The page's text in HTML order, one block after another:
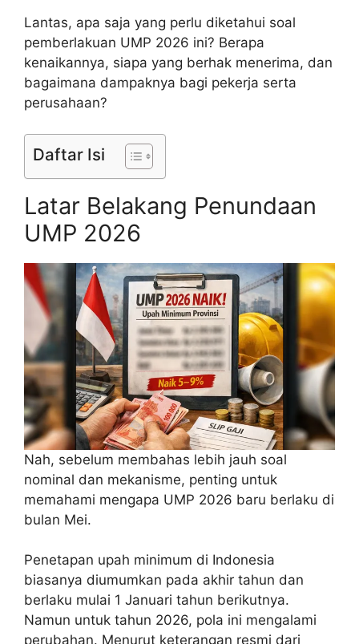
Lantas, apa saja yang perlu diketahui soal
pemberlakuan UMP 2026 ini? Berapa
kenaikannya, siapa yang berhak menerima, dan
bagaimana dampaknya bagi pekerja serta
perusahaan?
Daftar Isi
Latar Belakang Penundaan
UMP 2026
Nah, sebelum membahas lebih jauh soal
nominal dan mekanisme, penting untuk
memahami mengapa UMP 2026 baru berlaku di
bulan Mei.
Penetapan upah minimum di Indonesia
biasanya diumumkan pada akhir tahun dan
berlaku mulai 1 Januari tahun berikutnya.
Namun untuk tahun 2026, pola ini mengalami
perubahan. Menurut keterangan resmi dari